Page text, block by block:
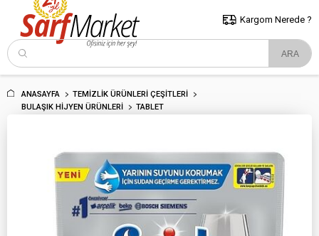
5000 TL ve Üzeri Alışverişlerde İstanbul İçi Kargo Bedava!
ve Trakya İçin Tıklayın..
Kargom Nerede ?
ANASAYFA
TEMIZLIK ÜRÜNLERI ÇEŞITLERI
BULAŞIK HIJYEN ÜRÜNLERI
TABLET